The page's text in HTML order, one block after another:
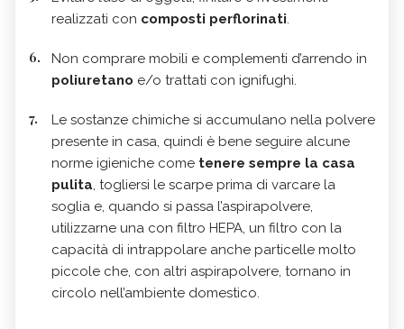
realizzati con composti perflorinati.
Non comprare mobili e complementi d’arrendo in
poliuretano e/o trattati con ignifughi.
Le sostanze chimiche si accumulano nella polvere
presente in casa, quindi è bene seguire alcune
norme igieniche come tenere sempre la casa
pulita, togliersi le scarpe prima di varcare la
soglia e, quando si passa l’aspirapolvere,
utilizzarne una con filtro HEPA, un filtro con la
capacità di intrappolare anche particelle molto
piccole che, con altri aspirapolvere, tornano in
circolo nell’ambiente domestico.